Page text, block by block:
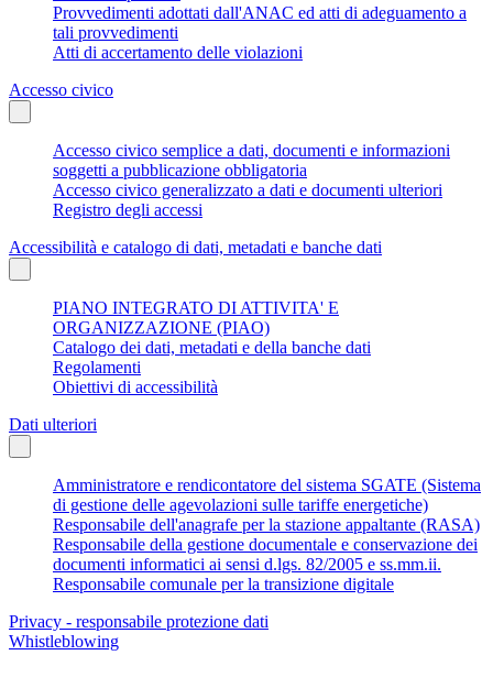
Provvedimenti adottati dall'ANAC ed atti di adeguamento a
tali provvedimenti
Atti di accertamento delle violazioni
Accesso civico
Accesso civico semplice a dati, documenti e informazioni
soggetti a pubblicazione obbligatoria
Accesso civico generalizzato a dati e documenti ulteriori
Registro degli accessi
Accessibilità e catalogo di dati, metadati e banche dati
PIANO INTEGRATO DI ATTIVITA' E
ORGANIZZAZIONE (PIAO)
Catalogo dei dati, metadati e della banche dati
Regolamenti
Obiettivi di accessibilità
Dati ulteriori
Amministratore e rendicontatore del sistema SGATE (Sistema
di gestione delle agevolazioni sulle tariffe energetiche)
Responsabile dell'anagrafe per la stazione appaltante (RASA)
Responsabile della gestione documentale e conservazione dei
documenti informatici ai sensi d.lgs. 82/2005 e ss.mm.ii.
Responsabile comunale per la transizione digitale
Privacy - responsabile protezione dati
Whistleblowing